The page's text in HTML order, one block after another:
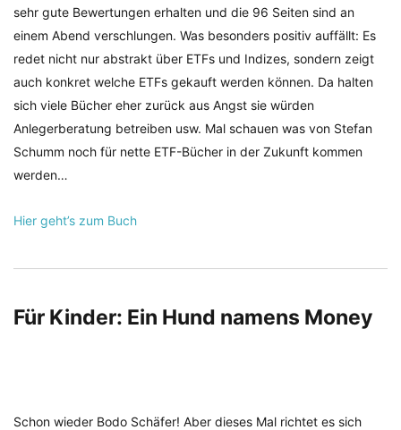
sehr gute Bewertungen erhalten und die 96 Seiten sind an
einem Abend verschlungen. Was besonders positiv auffällt: Es
redet nicht nur abstrakt über ETFs und Indizes, sondern zeigt
auch konkret welche ETFs gekauft werden können. Da halten
sich viele Bücher eher zurück aus Angst sie würden
Anlegerberatung betreiben usw. Mal schauen was von Stefan
Schumm noch für nette ETF-Bücher in der Zukunft kommen
werden…
Hier geht’s zum Buch
Für Kinder: Ein Hund namens Money
Schon wieder Bodo Schäfer! Aber dieses Mal richtet es sich